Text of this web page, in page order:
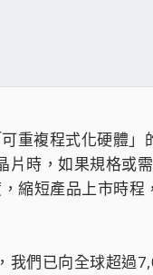
重複程式化硬體」
時，如果規格或
縮短產品上市時
們已向全球超過